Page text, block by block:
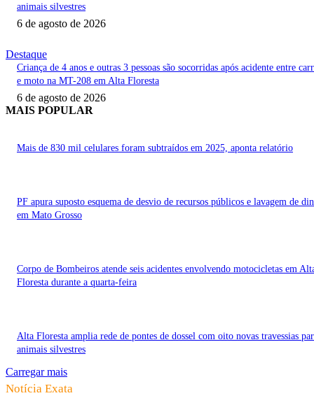
animais silvestres
6 de agosto de 2026
Destaque
Criança de 4 anos e outras 3 pessoas são socorridas após acidente entre
e moto na MT-208 em Alta Floresta
6 de agosto de 2026
MAIS POPULAR
Mais de 830 mil celulares foram subtraídos em 2025, aponta relatório
PF apura suposto esquema de desvio de recursos públicos e lavagem de
em Mato Grosso
Corpo de Bombeiros atende seis acidentes envolvendo motocicletas em
Floresta durante a quarta-feira
Alta Floresta amplia rede de pontes de dossel com oito novas travessias
animais silvestres
Carregar mais
Notícia Exata